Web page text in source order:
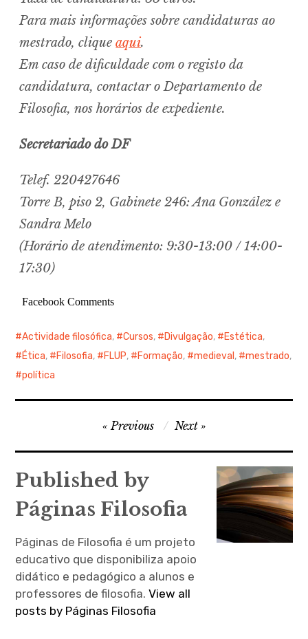
Para mais informações sobre candidaturas ao
mestrado, cliqueaqui.
Em caso de dificuldade com o registo da
candidatura, contactar o Departamento de
Filosofia, nos horários de expediente.
Secretariado do DF
Telef. 220427646
Torre B, piso 2, Gabinete 246: Ana González e
Sandra Melo
(Horário de atendimento: 9:30-13:00 / 14:00-
17:30)
Facebook Comments
Actividade filosófica, Cursos, Divulgação, Estética,
Ética, Filosofia, FLUP, Formação, medieval , mestrado,
política
Navegação
de
artigos
Previous Next
Published by
Páginas Filosofia
Páginas de Filosofia é um projeto
educativo que disponibiliza apoio
didático e pedagógico a alunos e
professores de filosofia.View all
posts by Páginas Filosofia